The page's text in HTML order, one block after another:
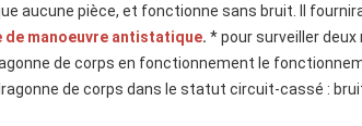
aucune pièce, et fonctionne sans bruit. Il
de manoeuvre antistatique. * pour surveiller deux
de corps en fonctionnement le
de corps dans le statut circuit-cassé :